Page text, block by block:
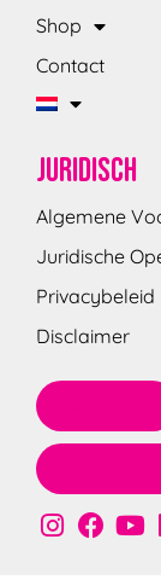
Shop
Contact
Juridisch
Algemene
Juridische
Privacybeleid
Disclaimer